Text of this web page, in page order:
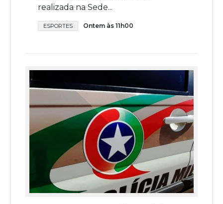
realizada na Sede...
ESPORTES Ontem às 11h00